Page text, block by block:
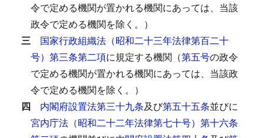
令で定める機関が置かれる機関にあっては、当該
政令で定める機関を除く。）
三 国家行政組織法（昭和二十三年法律第百二十
号）第三条第二項に規定する機関（第五号の政令
で定める機関が置かれる機関にあっては、当該政
令で定める機関を除く。）
四 内閣府設置法第三十九条及び第五十五条並びに
宮内庁法（昭和二十二年法律第七十号）第十六条